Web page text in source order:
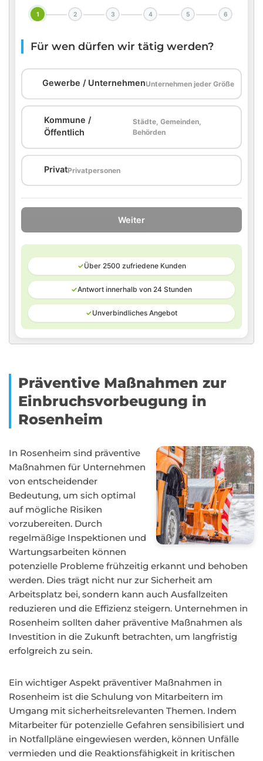
1 2 3 4 5 6
Für wen dürfen wir tätig werden?
Gewerbe / UnternehmenUnternehmen jeder Größe
Kommune /
Öffentlich
Städte, Gemeinden,
Behörden
PrivatPrivatpersonen
Weiter
✓Über 2500 zufriedene Kunden
✓Antwort innerhalb von 24 Stunden
✓Unverbindliches Angebot
Präventive Maßnahmen zur
Einbruchsvorbeugung in
Rosenheim
In Rosenheim sind präventive
Maßnahmen für Unternehmen
von entscheidender
Bedeutung, um sich optimal
auf mögliche Risiken
vorzubereiten. Durch
regelmäßige Inspektionen und
Wartungsarbeiten können
potenzielle Probleme frühzeitig erkannt und behoben
werden. Dies trägt nicht nur zur Sicherheit am
Arbeitsplatz bei, sondern kann auch Ausfallzeiten
reduzieren und die Effizienz steigern. Unternehmen in
Rosenheim sollten daher präventive Maßnahmen als
Investition in die Zukunft betrachten, um langfristig
erfolgreich zu sein.
Ein wichtiger Aspekt präventiver Maßnahmen in
Rosenheim ist die Schulung von Mitarbeitern im
Umgang mit sicherheitsrelevanten Themen. Indem
Mitarbeiter für potenzielle Gefahren sensibilisiert und
in Notfallpläne eingewiesen werden, können Unfälle
vermieden und die Reaktionsfähigkeit in kritischen